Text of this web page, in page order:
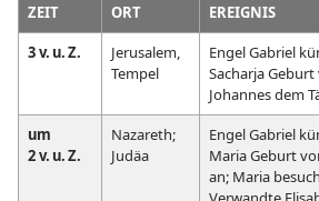
ZEIT ORT EREIGNIS
3 v. u. Z.
Jerusalem,
Tempel
Engel Gabriel
Sacharja Geburt
Johannes dem
um
2 v. u. Z.
Nazareth;
Judäa
Engel Gabriel
Maria Geburt
an; Maria